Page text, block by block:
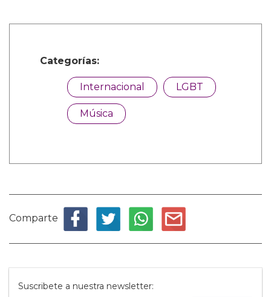
Categorías:
Internacional LGBT
Música
Comparte
Suscribete a nuestra newsletter: